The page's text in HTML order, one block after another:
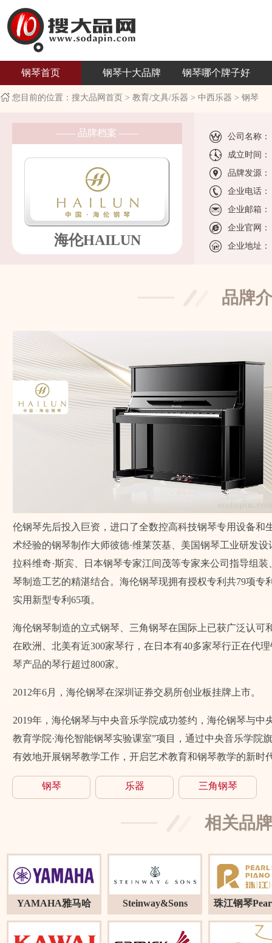
钢琴首页 钢琴十大品牌 钢琴哪个牌子好
您目前的位置： 搜大品网首页 > 教育/文具/乐器 > 中西乐器 > 钢琴
—— 品牌档案 ——
海伦HAILUN
公司名称：
成立时间：
品牌发源：
企业电话：
企业邮箱：
企业官网：
企业地址：
品牌
伦钢琴先后投入巨资，进口了全数控高科技钢琴专用设备
术经验的钢琴制作大师彼德·维莱茨基、美国钢琴工业研发
拉科维奇·斯宾、日本钢琴专家江间茂等专家来公司指导组
琴制造工艺的精湛结合。海伦钢琴现拥有授权专利共79项
实用新型专利65项。
海伦钢琴制造的立式钢琴、三角钢琴在国际上已获广泛认
在欧洲、北美有近300家琴行，在日本有40多家琴行正在代
琴产品的琴行超过800家。
2012年6月，海伦钢琴在深圳证券交易所创业板挂牌上市。
2019年，海伦钢琴与中央音乐学院成功签约，海伦钢琴与
教育学院·海伦智能钢琴实验课室”项目，通过中央音乐学院
有效地开展钢琴教学工作，开启艺术教育和钢琴教学的新时
钢琴 乐器 三角钢琴
相关品
YAMAHA雅马哈 Steinway&Sons 珠江钢琴